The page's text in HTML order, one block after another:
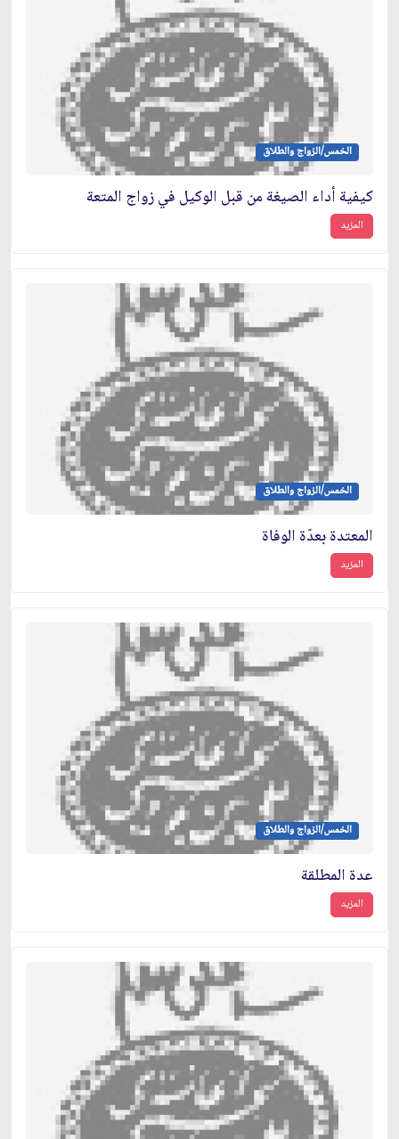
الخمس/الزواج والطلاق
كيفية أداء الصيغة من قبل الوكيل في زواج المتعة
المزيد
الخمس/الزواج والطلاق
المعتدة بعدّة الوفاة
المزيد
الخمس/الزواج والطلاق
عدة المطلقة
المزيد